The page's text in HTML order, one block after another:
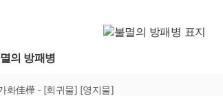
의 방패병
화佳樺 - [회귀물] [영지물]